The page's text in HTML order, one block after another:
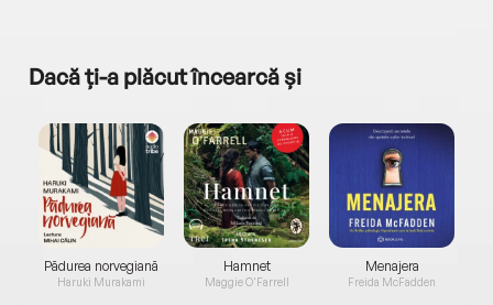
Dacă ți-a plăcut încearcă și
Pădurea norvegiană
Haruki Murakami
Hamnet
Maggie O'Farrell
Menajera
Freida McFadden